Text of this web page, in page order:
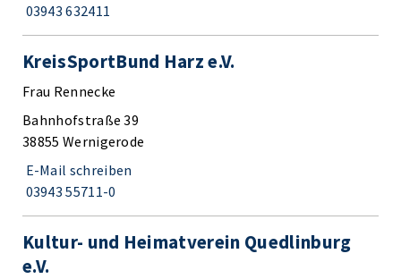
03943 632411
KreisSportBund Harz e.V.
Frau Rennecke
Bahnhofstraße 39
38855 Wernigerode
E-Mail schreiben
03943 55711-0
Kultur- und Heimatverein Quedlinburg
e.V.